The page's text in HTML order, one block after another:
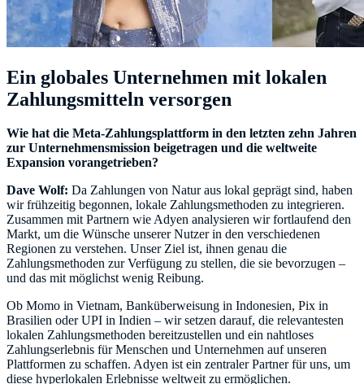
Ein globales Unternehmen mit lokalen
Zahlungsmitteln versorgen
Wie hat die Meta-Zahlungsplattform in den letzten zehn Jahren
zur Unternehmensmission beigetragen und die weltweite
Expansion vorangetrieben?
Dave Wolf: Da Zahlungen von Natur aus lokal geprägt sind, haben
wir frühzeitig begonnen, lokale Zahlungsmethoden zu integrieren.
Zusammen mit Partnern wie Adyen analysieren wir fortlaufend den
Markt, um die Wünsche unserer Nutzer in den verschiedenen
Regionen zu verstehen. Unser Ziel ist, ihnen genau die
Zahlungsmethoden zur Verfügung zu stellen, die sie bevorzugen –
und das mit möglichst wenig Reibung.
Ob Momo in Vietnam, Banküberweisung in Indonesien, Pix in
Brasilien oder UPI in Indien – wir setzen darauf, die relevantesten
lokalen Zahlungsmethoden bereitzustellen und ein nahtloses
Zahlungserlebnis für Menschen und Unternehmen auf unseren
Plattformen zu schaffen. Adyen ist ein zentraler Partner für uns, um
diese hyperlokalen Erlebnisse weltweit zu ermöglichen.